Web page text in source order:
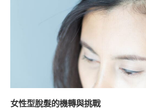
女性型脫髮的機轉與挑戰